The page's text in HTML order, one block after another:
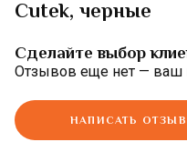
Cutek, черные
Сделайте выбор
Отзывов еще нет — ваш
НАПИСАТЬ ОТЗЫВ